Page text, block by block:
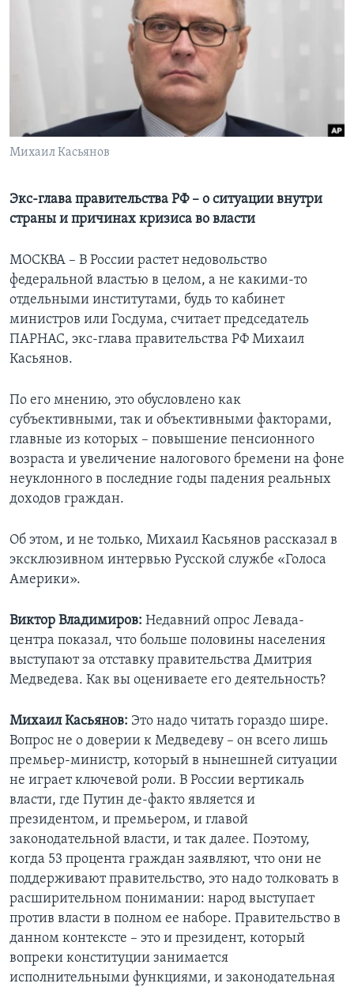
Языки
Михаил Касьянов
Экс-глава правительства РФ – о ситуации внутри
страны и причинах кризиса во власти
МОСКВА – В России растет недовольство
федеральной властью в целом, а не какими-то
отдельными институтами, будь то кабинет
министров или Госдума, считает председатель
ПАРНАС, экс-глава правительства РФ Михаил
Касьянов.
По его мнению, это обусловлено как
субъективными, так и объективными факторами,
главные из которых – повышение пенсионного
возраста и увеличение налогового бремени на фоне
неуклонного в последние годы падения реальных
доходов граждан.
Об этом, и не только, Михаил Касьянов рассказал в
эксклюзивном интервью Русской службе «Голоса
Америки».
Виктор Владимиров: Недавний опрос Левада-
центра показал, что больше половины населения
выступают за отставку правительства Дмитрия
Медведева. Как вы оцениваете его деятельность?
Михаил Касьянов: Это надо читать гораздо шире.
Вопрос не о доверии к Медведеву – он всего лишь
премьер-министр, который в нынешней ситуации
не играет ключевой роли. В России вертикаль
власти, где Путин де-факто является и
президентом, и премьером, и главой
законодательной власти, и так далее. Поэтому,
когда 53 процента граждан заявляют, что они не
поддерживают правительство, это надо толковать в
расширительном понимании: народ выступает
против власти в полном ее наборе. Правительство в
данном контексте – это и президент, который
вопреки конституции занимается
исполнительными функциями, и законодательная